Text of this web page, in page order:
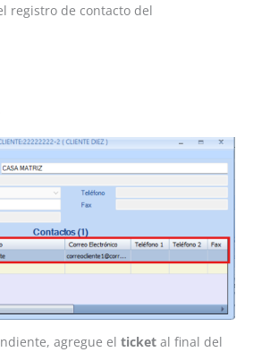
registro de contacto del
agregue el ticket al final del